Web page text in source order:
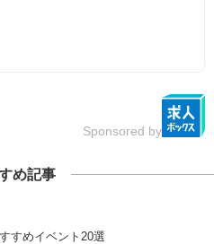
Sponsored by
め記事
すめイベント20選